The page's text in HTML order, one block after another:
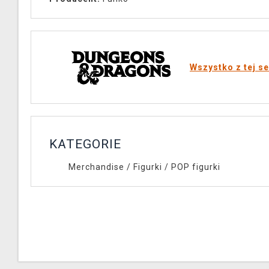
Wszystko z tej
KATEGORIE
Merchandise / Figurki / POP figurki